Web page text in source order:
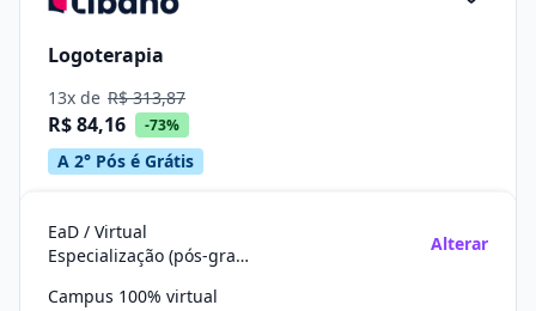
Logoterapia
13x de R$ 313,87
R$ 84,16 -73%
A 2° Pós é Grátis
EaD / Virtual
Especialização (pós-graduação)
Alterar
Campus 100% virtual